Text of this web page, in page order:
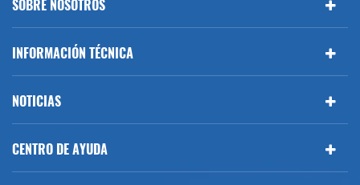
SOBRE NOSOTROS
INFORMACIÓN TÉCNICA
NOTICIAS
CENTRO DE AYUDA